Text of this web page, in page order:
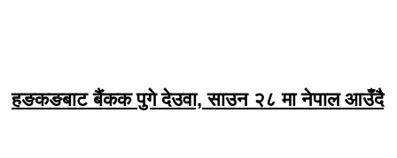
हङकङबाट बैंकक पुगे देउवा, साउन २८ मा नेपाल आउँदै